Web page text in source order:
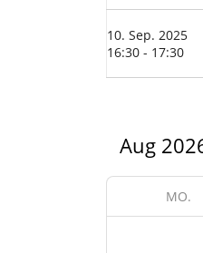
10. Sep. 2025
16:30 - 17:30
MO.